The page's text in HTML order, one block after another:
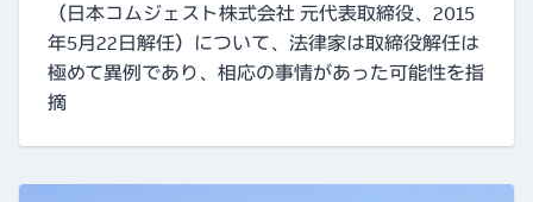
（日本コムジェスト株式会社 元代表取締役、2015
年5月22日解任）について、法律家は取締役解任は
極めて異例であり、相応の事情があった可能性を指
摘